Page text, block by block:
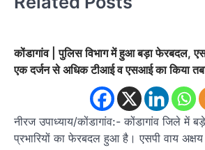
कोंडागांव | पुलिस विभाग में हुआ बड़ा फेरबदल,
एक दर्जन से अधिक टीआई व एसआई का किया
नीरज उपाध्याय/कोंडागांव:- कोंडागांव जिले में
प्रभारियों का फेरबदल हुआ है। एसपी वाय